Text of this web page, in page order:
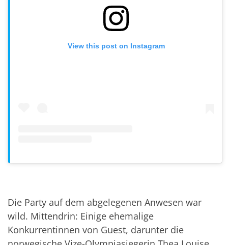
View this post on Instagram
Die Party auf dem abgelegenen Anwesen war
wild. Mittendrin: Einige ehemalige
Konkurrentinnen von Guest, darunter die